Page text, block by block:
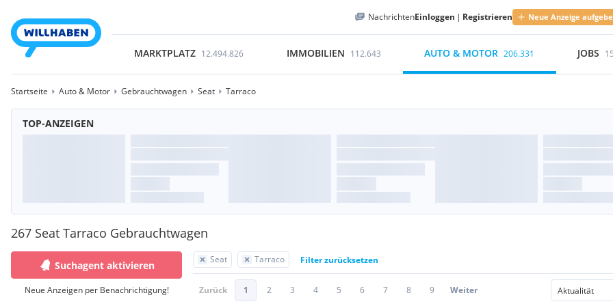
NachrichtenEinloggen | Registrieren Neue Anzeige
MARKTPLATZ 12.494.826 IMMOBILIEN 112.643 AUTO & MOTOR 206.331 JOBS
Startseite Auto & Motor Gebrauchtwagen Seat Tarraco
TOP-ANZEIGEN
267 Seat Tarraco Gebrauchtwagen
Seat Tarraco Filter zurücksetzen
Zurück 1 2 3 4 5 6 7 8 9 Weiter
Suchagent aktivieren
Neue Anzeigen per Benachrichtigung!